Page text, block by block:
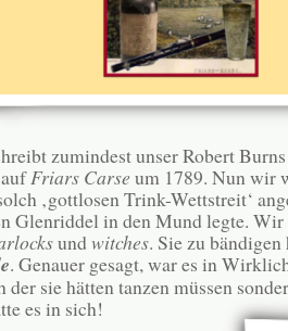
zumindest unser Robert
Friars Carse um 1789. Nun wir
‚gottlosen Trink-Wettstreit‘
Glenriddel in den Mund legte. Wir
undwitches. Sie zu
. Genauer gesagt, war es in
der sie hätten tanzen müssen
es in sich!